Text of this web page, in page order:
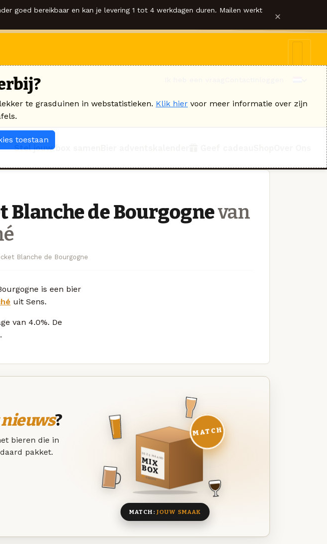
goed bereikbaar en kan je levering 1 tot 4 werkdagen duren. Mailen werkt
×
Stel jouw box samen
Blanche de Bourgognevan
Blanche de Bourgogne
is een bier
uit Sens.
van 4.0%. De
.
?
bieren die in
pakket.
DEZE MAAND
MIX
BOX
8 BIEREN
MATCH
MATCH: JOUW SMAAK
te grasduinen in webstatistieken. Klik hier voor meer informatie over zijn
toestaan